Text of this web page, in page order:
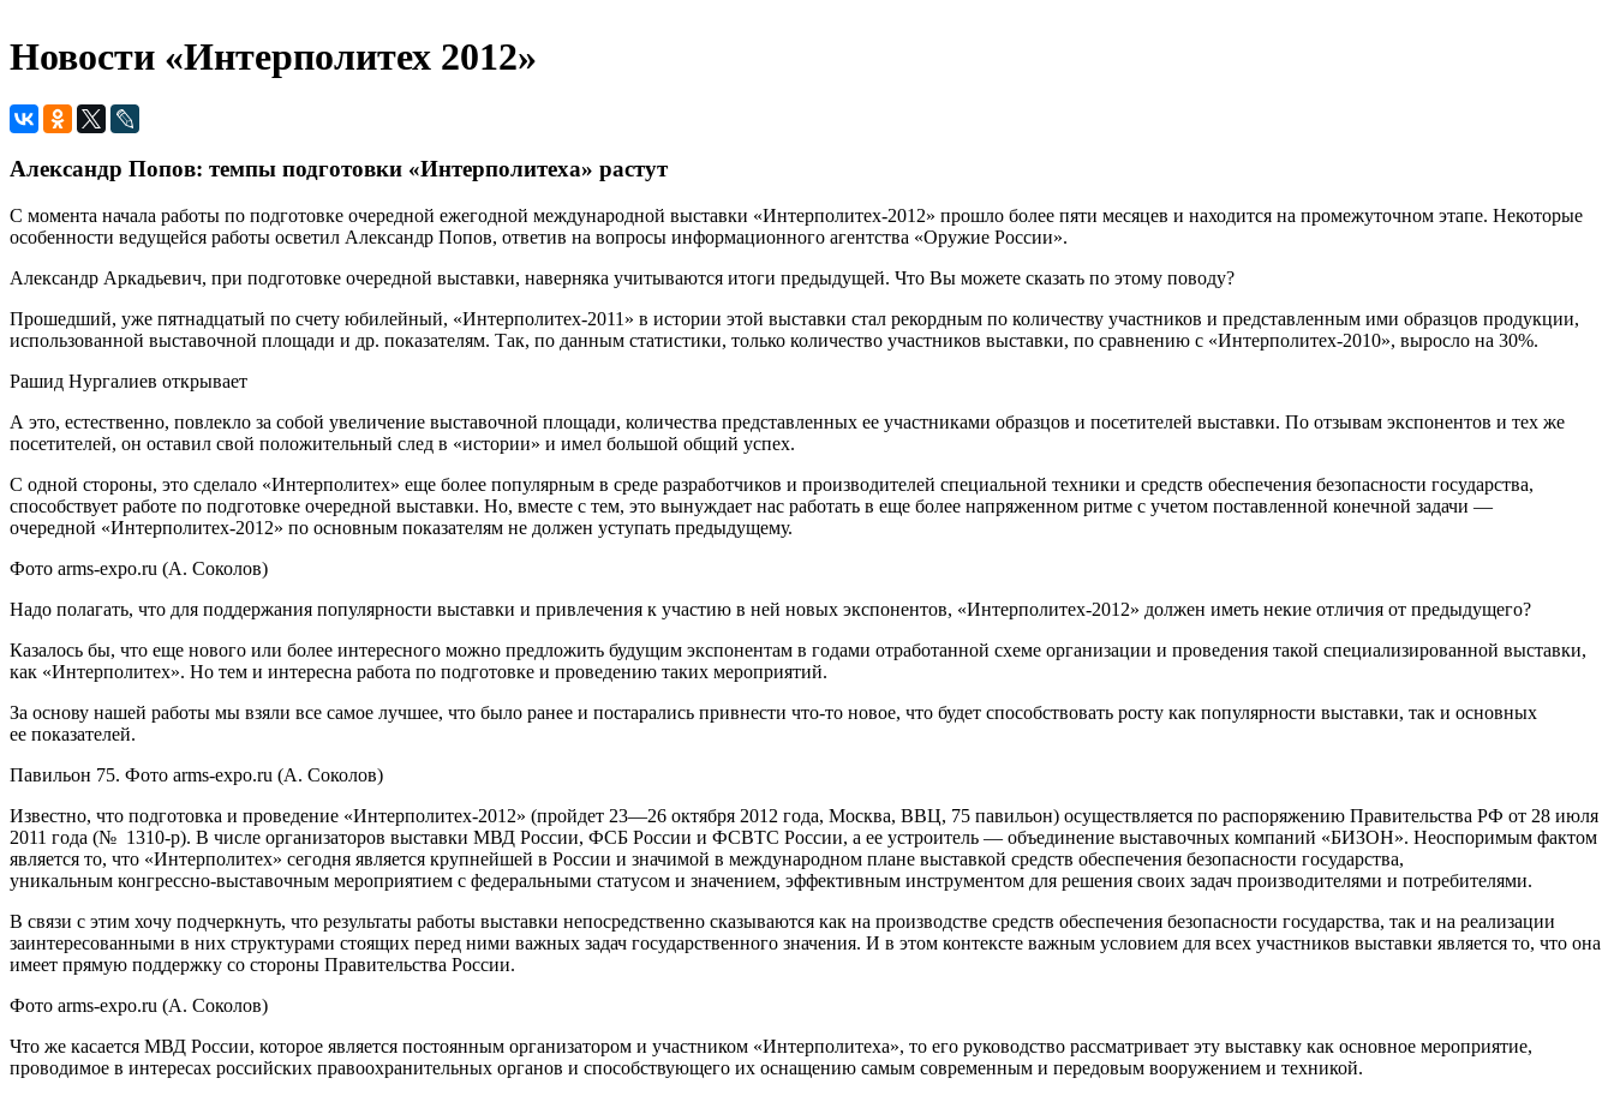
Новости «Интерполитех 2012»
Александр Попов: темпы подготовки «Интерполитеха» растут
С момента начала работы по подготовке очередной ежегодной международной выставки «Интерполитех-2012» прошло более пяти месяцев и находится на промежуточном этапе. Некоторые
особенности ведущейся работы осветил Александр Попов, ответив на вопросы информационного агентства «Оружие России».
Александр Аркадьевич, при подготовке очередной выставки, наверняка учитываются итоги предыдущей. Что Вы можете сказать по этому поводу?
Прошедший, уже пятнадцатый по счету юбилейный, «Интерполитех-2011» в истории этой выставки стал рекордным по количеству участников и представленным ими образцов продукции,
использованной выставочной площади и др. показателям. Так, по данным статистики, только количество участников выставки, по сравнению с «Интерполитех-2010», выросло на 30%.
Рашид Нургалиев открывает
А это, естественно, повлекло за собой увеличение выставочной площади, количества представленных ее участниками образцов и посетителей выставки. По отзывам экспонентов и тех же
посетителей, он оставил свой положительный след в «истории» и имел большой общий успех.
С одной стороны, это сделало «Интерполитех» еще более популярным в среде разработчиков и производителей специальной техники и средств обеспечения безопасности государства,
способствует работе по подготовке очередной выставки. Но, вместе с тем, это вынуждает нас работать в еще более напряженном ритме с учетом поставленной конечной задачи —
очередной «Интерполитех-2012» по основным показателям не должен уступать предыдущему.
Фото arms-expo.ru (А. Соколов)
Надо полагать, что для поддержания популярности выставки и привлечения к участию в ней новых экспонентов, «Интерполитех-2012» должен иметь некие отличия от предыдущего?
Казалось бы, что еще нового или более интересного можно предложить будущим экспонентам в годами отработанной схеме организации и проведения такой специализированной выставки,
как «Интерполитех». Но тем и интересна работа по подготовке и проведению таких мероприятий.
За основу нашей работы мы взяли все самое лучшее, что было ранее и постарались привнести что-то новое, что будет способствовать росту как популярности выставки, так и основных
ее показателей.
Павильон 75. Фото arms-expo.ru (А. Соколов)
Известно, что подготовка и проведение «Интерполитех-2012» (пройдет 23—26 октября 2012 года, Москва, ВВЦ, 75 павильон) осуществляется по распоряжению Правительства РФ от 28 июля
2011 года (№ 1310-р). В числе организаторов выставки МВД России, ФСБ России и ФСВТС России, а ее устроитель — объединение выставочных компаний «БИЗОН». Неоспоримым фактом
является то, что «Интерполитех» сегодня является крупнейшей в России и значимой в международном плане выставкой средств обеспечения безопасности государства,
уникальным конгрессно-выставочным мероприятием с федеральными статусом и значением, эффективным инструментом для решения своих задач производителями и потребителями.
В связи с этим хочу подчеркнуть, что результаты работы выставки непосредственно сказываются как на производстве средств обеспечения безопасности государства, так и на реализации
заинтересованными в них структурами стоящих перед ними важных задач государственного значения. И в этом контексте важным условием для всех участников выставки является то, что она
имеет прямую поддержку со стороны Правительства России.
Фото arms-expo.ru (А. Соколов)
Что же касается МВД России, которое является постоянным организатором и участником «Интерполитеха», то его руководство рассматривает эту выставку как основное мероприятие,
проводимое в интересах российских правоохранительных органов и способствующего их оснащению самым современным и передовым вооружением и техникой.